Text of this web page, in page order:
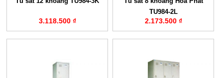
3.118.500 ₫
TU984-2L
2.173.500 ₫